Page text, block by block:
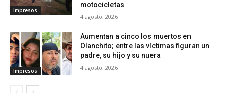
Impresos
motocicletas
4 agosto, 2026
Impresos
Aumentan a cinco los muertos en
Olanchito; entre las víctimas figuran un
padre, su hijo y su nuera
4 agosto, 2026